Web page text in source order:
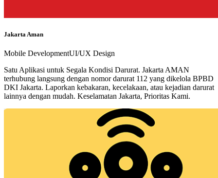
Jakarta Aman
Mobile DevelopmentUI/UX Design
Satu Aplikasi untuk Segala Kondisi Darurat. Jakarta AMAN
terhubung langsung dengan nomor darurat 112 yang dikelola BPBD
DKI Jakarta. Laporkan kebakaran, kecelakaan, atau kejadian darurat
lainnya dengan mudah. Keselamatan Jakarta, Prioritas Kami.